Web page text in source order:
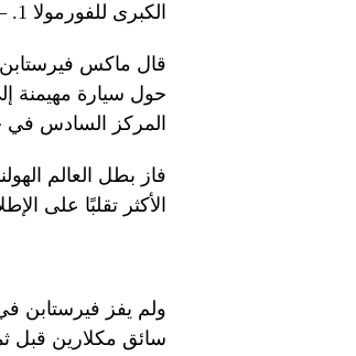
الكبرى للفورمولا 1. — AFP
حول سيارة مهيمنة
المركز السادس في
الأكثر تقلبًا على الإطلاق،
سائق مكلارين قبل